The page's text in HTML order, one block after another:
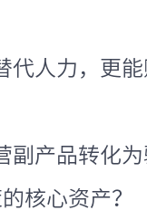
代人力，更
副产品转化
核心资产？